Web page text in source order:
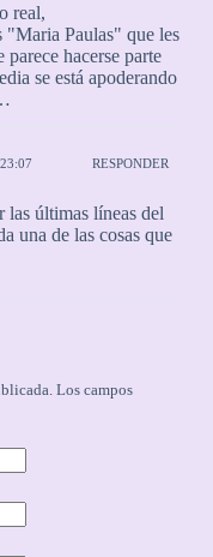
real,
"Maria Paulas" que les
hacerse parte
se está apoderando
RESPONDER
las últimas líneas del
una de las cosas que
Los campos